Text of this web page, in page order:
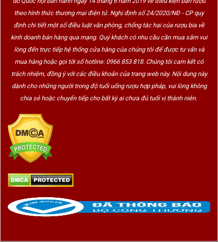
theo hình thức thương mại điện tử. Nghị định số 24/2020/NĐ - CP quy
định chi tiết một số điều luật văn phòng, chống tác hại của rượu bia về
kinh doanh bán hàng qua mạng. Quý khách có nhu cầu cần mua sắm vui
lòng đến trực tiếp hệ thống cửa hàng của chúng tôi để được tư vấn và
mua hàng hoặc gọi tới số hotline: 0966 853 818. Chúng tôi cam kết có
trách nhiệm, đồng ý với các điều khoản của trang web này. Nội dung này
dành cho những người trong độ tuổi uống rượu hợp pháp, vui lòng không
chia sẻ hoặc chuyển tiếp cho bất kỳ ai chưa đủ tuổi vị thành niên.